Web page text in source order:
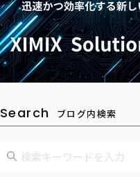
Search ブログ内検索